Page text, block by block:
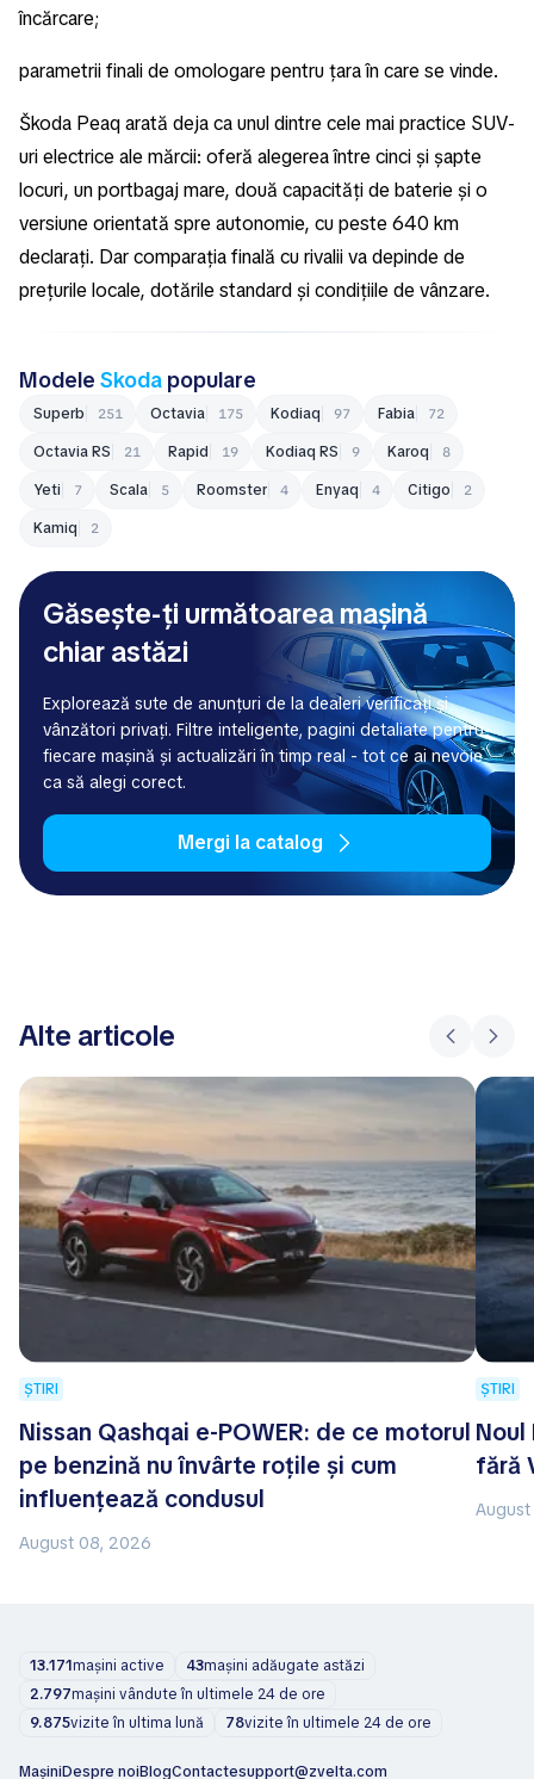
încărcare;
parametrii finali de omologare pentru țara în care se vinde.
Škoda Peaq arată deja ca unul dintre cele mai practice SUV-
uri electrice ale mărcii: oferă alegerea între cinci și șapte
locuri, un portbagaj mare, două capacități de baterie și o
versiune orientată spre autonomie, cu peste 640 km
declarați. Dar comparația finală cu rivalii va depinde de
prețurile locale, dotările standard și condițiile de vânzare.
Modele Skoda populare
Superb 251 Octavia 175 Kodiaq 97 Fabia 72
Octavia RS 21 Rapid 19 Kodiaq RS 9 Karoq 8
Yeti 7 Scala 5 Roomster 4 Enyaq 4 Citigo 2
Kamiq 2
Găsește-ți următoarea mașină
chiar astăzi
Explorează sute de anunțuri de la dealeri verificați și
vânzători privați. Filtre inteligente, pagini detaliate pentru
fiecare mașină și actualizări în timp real - tot ce ai nevoie
ca să alegi corect.
Mergi la catalog
Alte articole
ȘTIRI
Nissan Qashqai e-POWER: de ce motorul
pe benzină nu învârte roțile și cum
influențează condusul
August 08, 2026
ȘTIRI
Noul
fără
13.171mașini active 43mașini adăugate astăzi
2.797mașini vândute în ultimele 24 de ore
9.875vizite în ultima lună 78vizite în ultimele 24 de ore
MașiniDespre noiBlogContactesupport@zvelta.com